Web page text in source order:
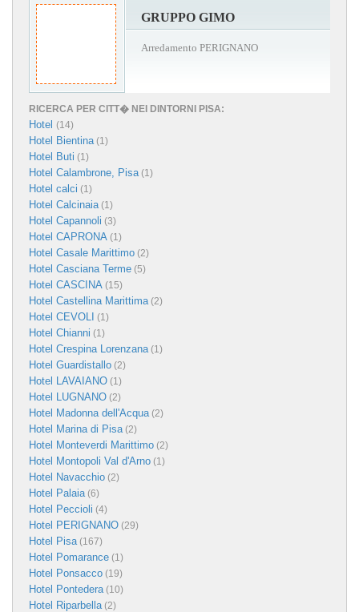
GRUPPO GIMO
Arredamento PERIGNANO
RICERCA PER CITT� NEI DINTORNI PISA:
Hotel (14)
Hotel Bientina(1)
Hotel Buti (1)
Hotel Calambrone, Pisa(1)
Hotel calci (1)
Hotel Calcinaia(1)
Hotel Capannoli (3)
Hotel CAPRONA (1)
Hotel Casale Marittimo (2)
Hotel Casciana Terme (5)
Hotel CASCINA (15)
Hotel Castellina Marittima(2)
Hotel CEVOLI (1)
Hotel Chianni (1)
Hotel Crespina Lorenzana(1)
Hotel Guardistallo (2)
Hotel LAVAIANO (1)
Hotel LUGNANO (2)
Hotel Madonna dell'Acqua(2)
Hotel Marina di Pisa(2)
Hotel Monteverdi Marittimo (2)
Hotel Montopoli Val d'Arno (1)
Hotel Navacchio (2)
Hotel Palaia(6)
Hotel Peccioli (4)
Hotel PERIGNANO (29)
Hotel Pisa(167)
Hotel Pomarance (1)
Hotel Ponsacco (19)
Hotel Pontedera(10)
Hotel Riparbella(2)